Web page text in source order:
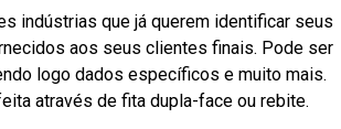
indústrias que já querem identificar seus
aos seus clientes finais. Pode ser
logo dados específicos e muito mais.
através de fita dupla-face ou rebite.